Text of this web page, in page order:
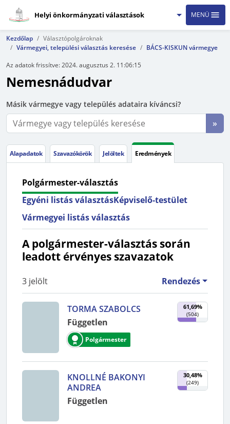
Helyi önkormányzati választások MENÜ
Kezdőlap
Választópolgároknak
Vármegyei, települési választás keresése
BÁCS-KISKUN vármegye
Az adatok frissítve:2024. augusztus 2. 11:06:15
Nemesnádudvar
Másik vármegye vagy település adataira kíváncsi?
»
Alapadatok Szavazókörök Jelöltek Eredmények
Polgármester-választás
Egyéni listás választásKépviselő-testület
Vármegyei listás választás
A polgármester-választás során
leadott érvényes szavazatok
3 jelölt Rendezés
TORMA SZABOLCS
Független
Polgármester
61,69%
(504)
KNOLLNÉ BAKONYI
ANDREA
Független
30,48%
(249)